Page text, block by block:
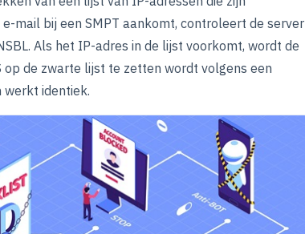
mail bij een SMPT aankomt, controleert de server
Als het IP-adres in de lijst voorkomt, wordt de
de zwarte lijst te zetten wordt volgens een
identiek.